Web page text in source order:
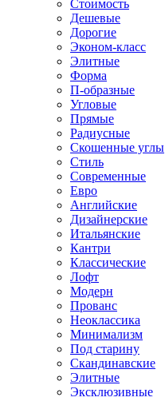
Стоимость
Дешевые
Дорогие
Эконом-класс
Элитные
Форма
П-образные
Угловые
Прямые
Радиусные
Скошенные углы
Стиль
Современные
Евро
Английские
Дизайнерские
Итальянские
Кантри
Классические
Лофт
Модерн
Прованс
Неоклассика
Минимализм
Под старину
Скандинавские
Элитные
Эксклюзивные